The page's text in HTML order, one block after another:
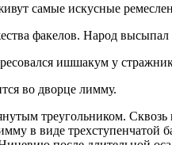
самые искусные
факелов. Народ
ишшакум у
во дворце лимму.
треугольником.
в виде